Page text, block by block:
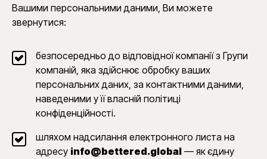
Вашими персональними даними, Ви можете
звернутися:
безпосередньо до відповідної компанії з Групи
компаній, яка здійснює обробку ваших
персональних даних, за контактними даними,
наведеними у її власній політиці
конфіденційності.
шляхом надсилання електронного листа на
адресу info@bettered.global — як єдину